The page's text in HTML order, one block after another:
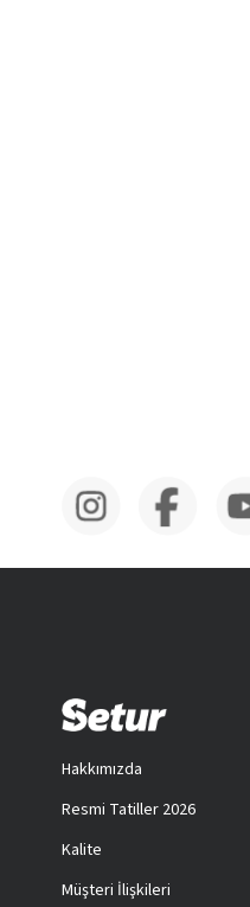
Hakkımızda
Resmi Tatiller 2026
Kalite
Müşteri İlişkileri